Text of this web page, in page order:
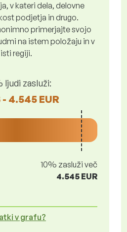
v kateri dela, delovne
podjetja in drugo.
primerjajte svojo
na istem položaju in v
isti regiji.
ljudi zasluži:
4.545 EUR
10% zasluži več
4.545 EUR
v grafu?